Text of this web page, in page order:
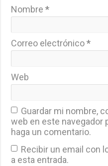
Nombre*
Correo electrónico*
Web
Guardar mi nombre,
web en este navegador
haga un comentario.
Recibir un email con
a esta entrada.